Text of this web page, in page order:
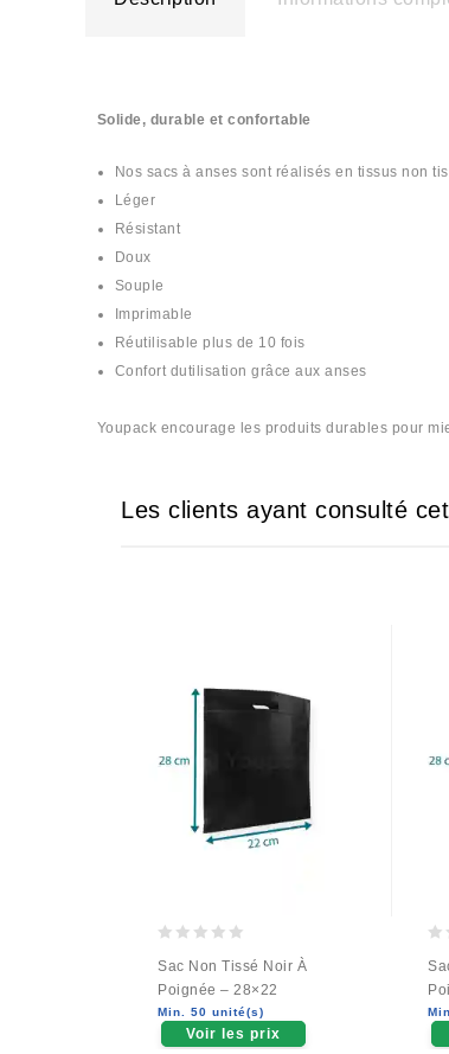
Solide, durable et confortable
Nos sacs à anses sont réalisés en tissus non
Léger
Résistant
Doux
Souple
Imprimable
Réutilisable plus de 10 fois
Confort dutilisation grâce aux anses
Youpack encourage les produits durables pour
Les clients ayant consulté
out
of
5
Sac Non Tissé Noir À
Poignée – 28×22
Min. 50 unité(s)
Voir les prix
of
5